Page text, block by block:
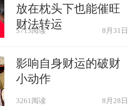
见自己戴金戒指，暗示
见自己给女人戴上戒
一见钟情的爱情。
放在枕头下也能催旺
财法转运
5713阅读 8月31日
影响自身财运的破财
小动作
3261阅读 8月28日